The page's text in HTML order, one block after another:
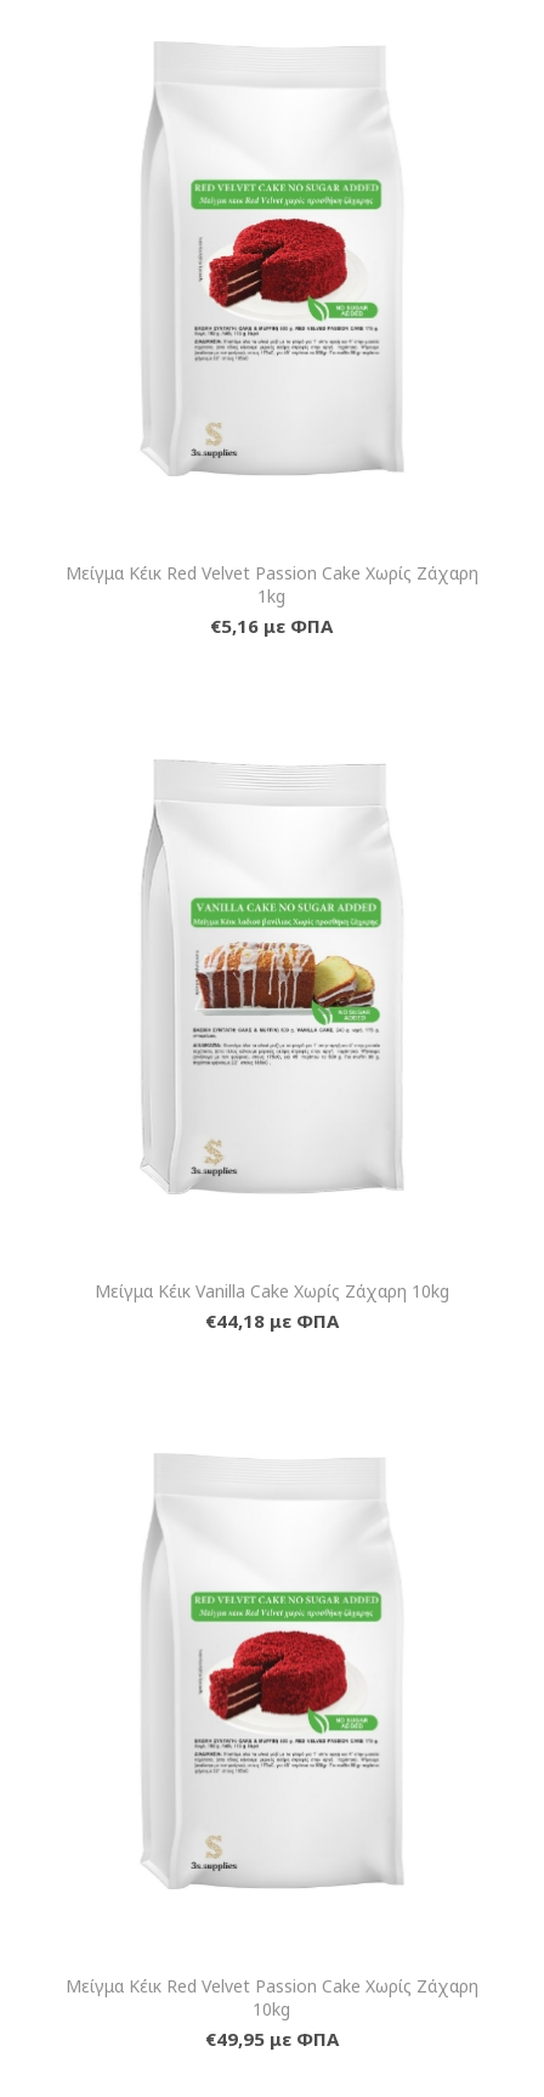
Μείγμα Κέικ Red Velvet Passion Cake Χωρίς Ζάχαρη
1kg
€5,16 με ΦΠΑ
Μείγμα Κέικ Vanilla Cake Χωρίς Ζάχαρη 10kg
€44,18 με ΦΠΑ
Μείγμα Κέικ Red Velvet Passion Cake Χωρίς Ζάχαρη
10kg
€49,95 με ΦΠΑ